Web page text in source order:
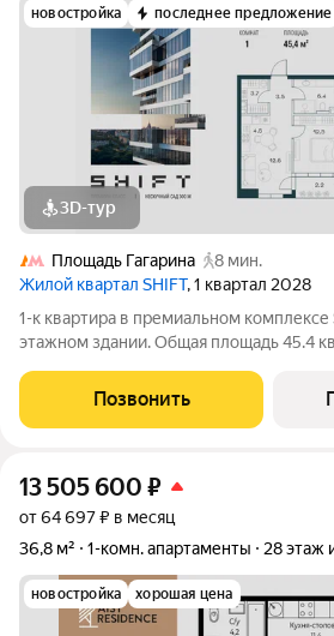
новостройка последнее предложение
3D-тур
Площадь Гагарина
8 мин.
Жилой квартал SHIFT, 1 квартал 2028
1-к квартира в премиальном комплексе
этажном здании. Общая площадь 45.4
районе, в 300 м от Нескучного сада.
проекта - 5 башен, в
Позвонить
13 505 600 ₽
от 64 697 ₽ в месяц
36,8 м²
1-комн. апартаменты 28 этаж
новостройка хорошая цена